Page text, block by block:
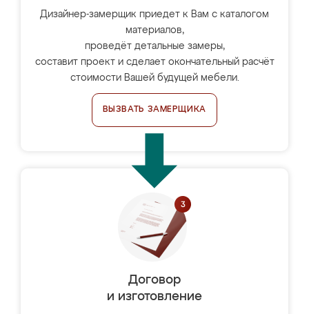
Дизайнер-замерщик приедет к Вам с каталогом
материалов,
проведёт детальные замеры,
составит проект и сделает окончательный расчёт
стоимости Вашей будущей мебели.
ВЫЗВАТЬ ЗАМЕРЩИКА
Договор
и изготовление